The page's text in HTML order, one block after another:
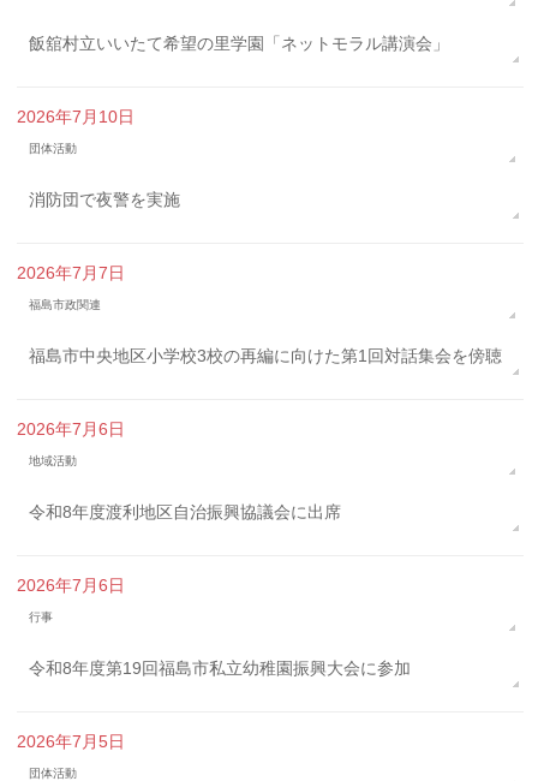
飯舘村立いいたて希望の里学園「ネットモラル講演会」
2026年7月10日
団体活動
消防団で夜警を実施
2026年7月7日
福島市政関連
福島市中央地区小学校3校の再編に向けた第1回対話集会を傍聴
2026年7月6日
地域活動
令和8年度渡利地区自治振興協議会に出席
2026年7月6日
行事
令和8年度第19回福島市私立幼稚園振興大会に参加
2026年7月5日
団体活動